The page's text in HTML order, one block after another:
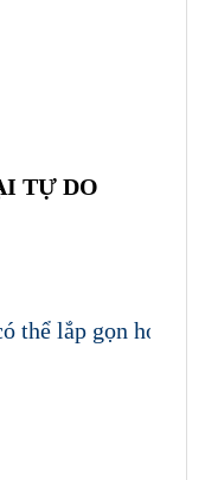
TỰ DO
thể lắp gọn hơn